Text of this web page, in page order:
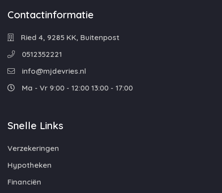
Contactinformatie
Ried 4, 9285 KK, Buitenpost
0512352221
info@mjdevries.nl
Ma - Vr 9:00 - 12:00 13:00 - 17:00
Snelle Links
Verzekeringen
Hypotheken
Financiën